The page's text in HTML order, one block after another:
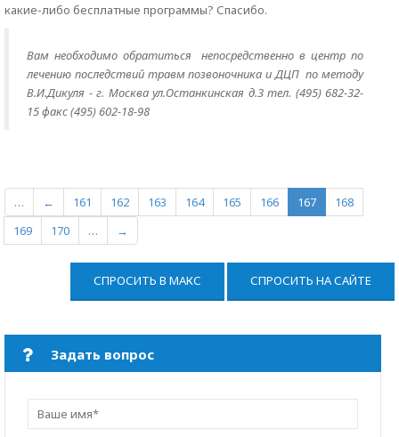
какие-либо бесплатные программы? Спасибо.
Вам необходимо обратиться непосредственно в центр по
лечению последствий травм позвоночника и ДЦП по методу
В.И.Дикуля - г. Москва ул.Останкинская д.3 тел. (495) 682-32-
15 факс (495) 602-18-98
… ← 161 162 163 164 165 166 167
168
169
170 … →
СПРОСИТЬ В МАКС СПРОСИТЬ НА САЙТЕ
Задать вопрос